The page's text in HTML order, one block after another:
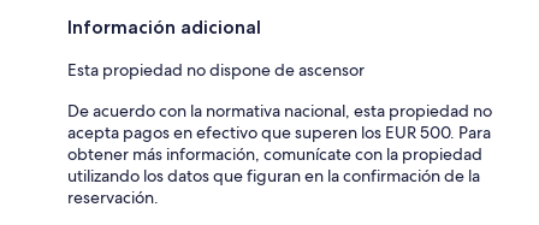
Información adicional
Esta propiedad no dispone de ascensor
De acuerdo con la normativa nacional, esta propiedad no
acepta pagos en efectivo que superen los EUR 500. Para
obtener más información, comunícate con la propiedad
utilizando los datos que figuran en la confirmación de la
reservación.